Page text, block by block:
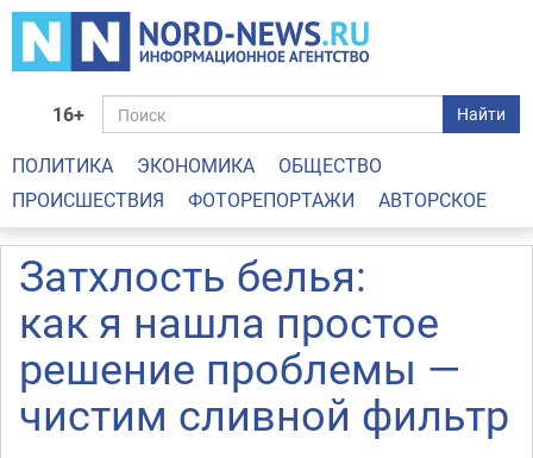
16+ Найти
ПОЛИТИКА ЭКОНОМИКА
ОБЩЕСТВО
ПРОИСШЕСТВИЯ
ФОТОРЕПОРТАЖИ АВТОРСКОЕ
Затхлость белья:
как я нашла простое
решение проблемы —
чистим сливной фильтр